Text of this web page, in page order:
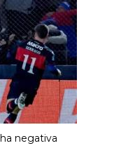
negativa